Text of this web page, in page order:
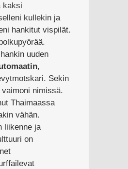
kaksi
kullekin ja
hankitut vispilät.
uuden
,
Sekin
nimissä.
Thaimaassa
vähän.
liikenne ja
on